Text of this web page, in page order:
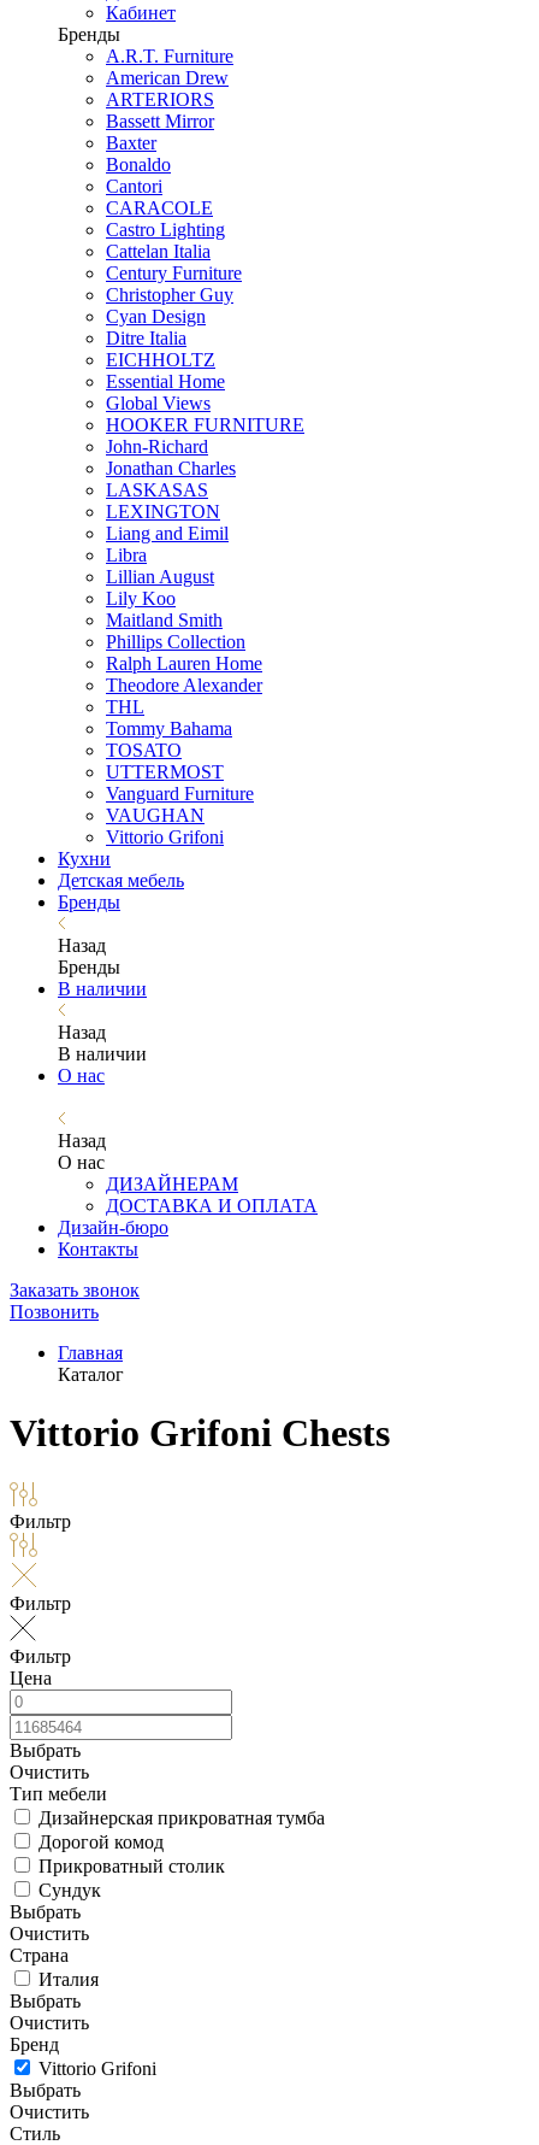
Кабинет
Бренды
A.R.T. Furniture
American Drew
ARTERIORS
Bassett Mirror
Baxter
Bonaldo
Cantori
CARACOLE
Castro Lighting
Cattelan Italia
Century Furniture
Christopher Guy
Cyan Design
Ditre Italia
EICHHOLTZ
Essential Home
Global Views
HOOKER FURNITURE
John-Richard
Jonathan Charles
LASKASAS
LEXINGTON
Liang and Eimil
Libra
Lillian August
Lily Koo
Maitland Smith
Phillips Collection
Ralph Lauren Home
Theodore Alexander
THL
Tommy Bahama
TOSATO
UTTERMOST
Vanguard Furniture
VAUGHAN
Vittorio Grifoni
Кухни
Детская мебель
Бренды
Назад
Бренды
В наличии
Назад
В наличии
О нас
Назад
О нас
ДИЗАЙНЕРАМ
ДОСТАВКА И ОПЛАТА
Дизайн-бюро
Контакты
Заказать звонок
Позвонить
Главная
Каталог
Vittorio Grifoni Chests
Фильтр
Фильтр
Фильтр
Цена
Выбрать
Очистить
Тип мебели
Дизайнерская прикроватная тумба
Дорогой комод
Прикроватный столик
Сундук
Выбрать
Очистить
Страна
Италия
Выбрать
Очистить
Бренд
Vittorio Grifoni
Выбрать
Очистить
Стиль